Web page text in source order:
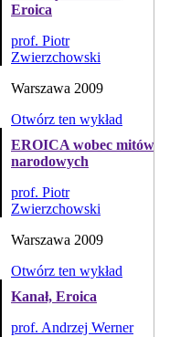
Eroica
prof. Piotr
Zwierzchowski
Warszawa 2009
Otwórz ten wykład
EROICA wobec mitów
narodowych
prof. Piotr
Zwierzchowski
Warszawa 2009
Otwórz ten wykład
Kanał, Eroica
prof. Andrzej Werner